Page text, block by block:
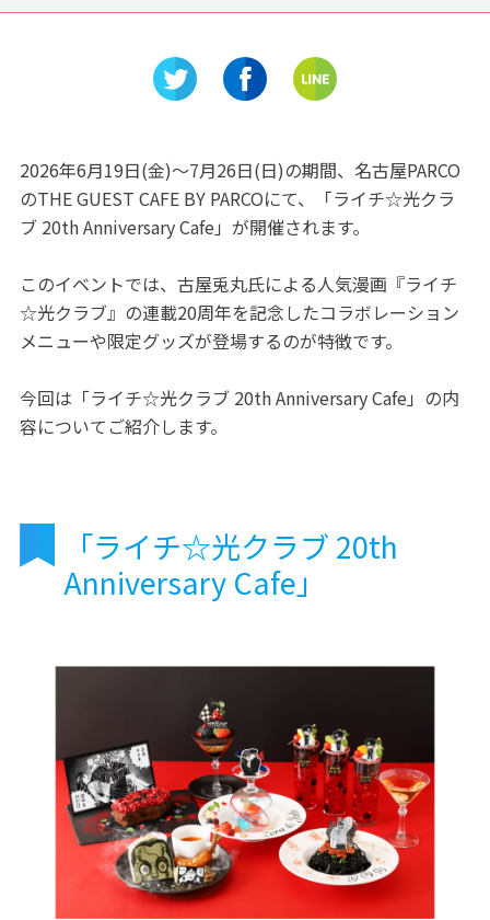
フラダンスショ
大杉谷林間キャンプ村 ユネ
設情報や魅力をご紹介
2026年6月19日(金)～7月26日(日)の期間、名古屋PARCO
のTHE GUEST CAFE BY PARCOにて、「ライチ☆光クラ
ブ 20th Anniversary Cafe」が開催されます。
このイベントでは、古屋兎丸氏による人気漫画『ライチ
☆光クラブ』の連載20周年を記念したコラボレーション
メニューや限定グッズが登場するのが特徴です。
今回は「ライチ☆光クラブ 20th Anniversary Cafe」の内
容についてご紹介します。
「ライチ☆光クラブ 20th
Anniversary Cafe」